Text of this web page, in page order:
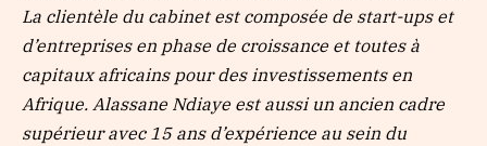
La clientèle du cabinet est composée de start-ups et
d’entreprises en phase de croissance et toutes à
capitaux africains pour des investissements en
Afrique. Alassane Ndiaye est aussi un ancien cadre
supérieur avec 15 ans d’expérience au sein du